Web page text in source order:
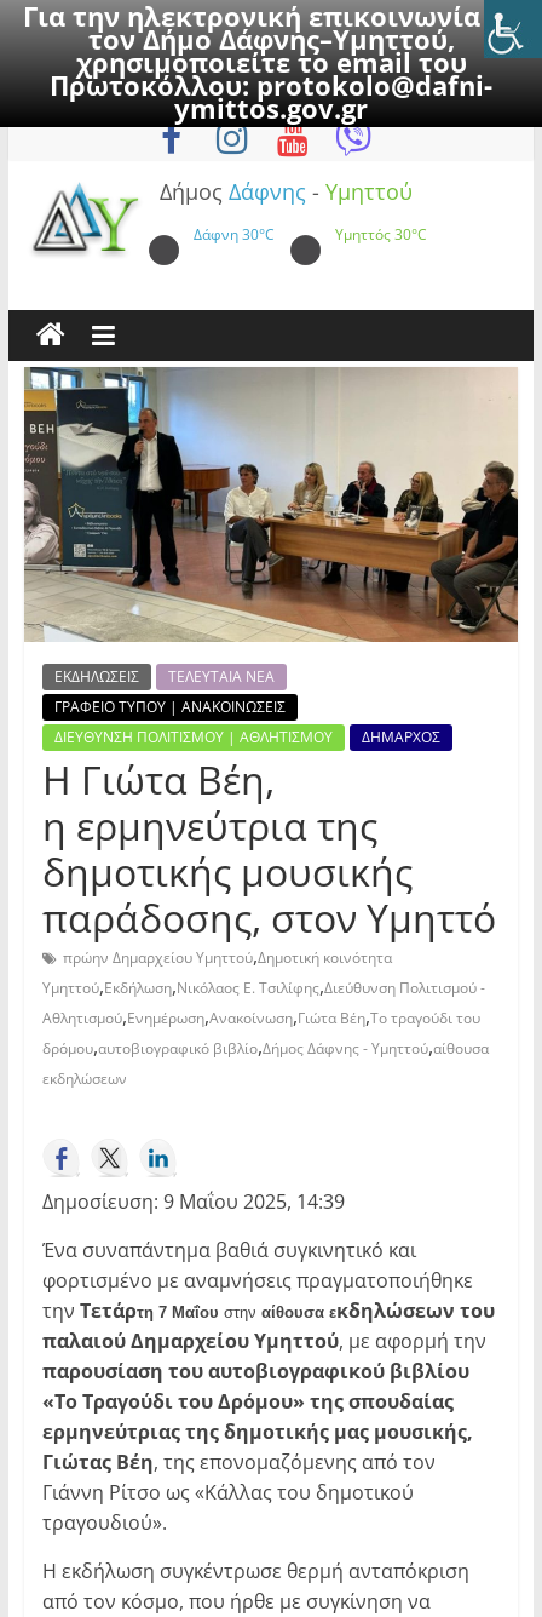
Για την ηλεκτρονική επικοινωνία με
τον Δήμο Δάφνης–Υμηττού,
χρησιμοποιείτε το email του
Πρωτοκόλλου:protokolo@dafni-
ymittos.gov.gr
to
Παρασκευή, 7 Αυγούστου 2026
Δήμος Δάφνης - Υμηττού
Δάφνη30°C Υμηττός30°C
ΕΚΔΗΛΩΣΕΙΣ
ΤΕΛΕΥΤΑΙΑ ΝΕΑ
ΓΡΑΦΕΙΟ ΤΥΠΟΥ | ΑΝΑΚΟΙΝΩΣΕΙΣ
ΔΙΕΥΘΥΝΣΗ ΠΟΛΙΤΙΣΜΟΥ | ΑΘΛΗΤΙΣΜΟΥ
ΔΗΜΑΡΧΟΣ
Η Γιώτα Βέη,
η ερμηνεύτρια της
δημοτικής μουσικής
παράδοσης, στον Υμηττό
πρώην Δημαρχείου Υμηττού,Δημοτική κοινότητα
Υμηττού,Εκδήλωση,Νικόλαος Ε. Τσιλίφης,Διεύθυνση Πολιτισμού -
Αθλητισμού,Ενημέρωση,Ανακοίνωση,Γιώτα Βέη,Το τραγούδι του
δρόμου,αυτοβιογραφικό βιβλίο,Δήμος Δάφνης - Υμηττού,αίθουσα
εκδηλώσεων
Δημοσίευση: 9 Μαΐου 2025, 14:39
Ένα συναπάντημα βαθιά συγκινητικό και
φορτισμένο με αναμνήσεις πραγματοποιήθηκε
την Τετάρτη 7 Μαΐου στην αίθουσα εκδηλώσεων του
παλαιού Δημαρχείου Υμηττού, με αφορμή την
παρουσίαση του αυτοβιογραφικού βιβλίου
«Το Τραγούδι του Δρόμου» της σπουδαίας
ερμηνεύτριας της δημοτικής μας μουσικής,
Γιώτας Βέη, της επονομαζόμενης από τον
Γιάννη Ρίτσο ως «Κάλλας του δημοτικού
τραγουδιού».
Η εκδήλωση συγκέντρωσε θερμή ανταπόκριση
από τον κόσμο, που ήρθε με συγκίνηση να